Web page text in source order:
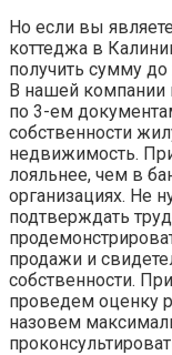
Но если вы
коттеджа в
получить сумму до
В нашей компании
по 3-ем
собственности
недвижимость.
лояльнее, чем в
организациях. Не
подтверждать
продажи и
собственности.
проведем оценку
назовем